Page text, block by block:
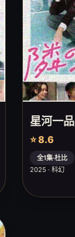
星河一品
⭐ 8.6
全1集·杜比
2025 · 科幻